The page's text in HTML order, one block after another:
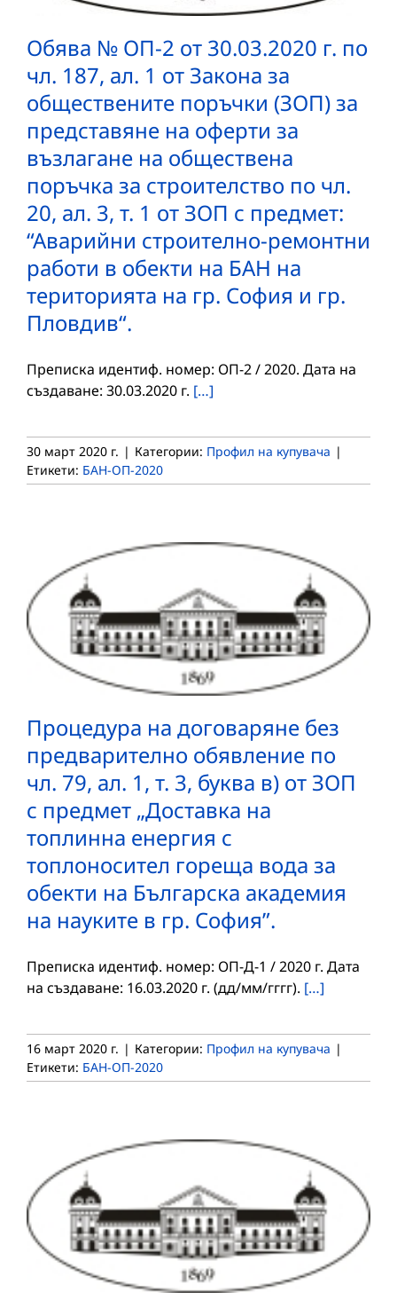
Обява № ОП-2 от 30.03.2020 г. по
чл. 187, ал. 1 от Закона за
обществените поръчки (ЗОП) за
представяне на оферти за
възлагане на обществена
поръчка за строителство по чл.
20, ал. 3, т. 1 от ЗОП с предмет:
“Аварийни строително-ремонтни
работи в обекти на БАН на
територията на гр. София и гр.
Пловдив“.
Преписка идентиф. номер: ОП-2 / 2020. Дата на
създаване: 30.03.2020 г. […]
30 март 2020 г. | Категории: Профил на купувача |
Етикети: БАН-ОП-2020
Процедура на договаряне без
предварително обявление по
чл. 79, ал. 1, т. 3, буква в) от ЗОП
с предмет „Доставка на
топлинна енергия с
топлоносител гореща вода за
обекти на Българска академия
на науките в гр. София”.
Преписка идентиф. номер: ОП-Д-1 / 2020 г. Дата
на създаване: 16.03.2020 г. (дд/мм/гггг). […]
16 март 2020 г. | Категории: Профил на купувача |
Етикети: БАН-ОП-2020